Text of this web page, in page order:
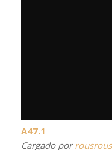
A47.1
Cargado porrousrous